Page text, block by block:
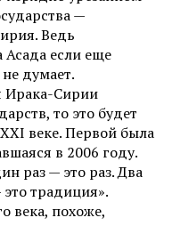
—
Ведь
Асада если еще
думает.
Ирака-Сирии
то это будет
веке. Первой была
в 2006 году.
раз — это раз. Два
традиция».
века, похоже,